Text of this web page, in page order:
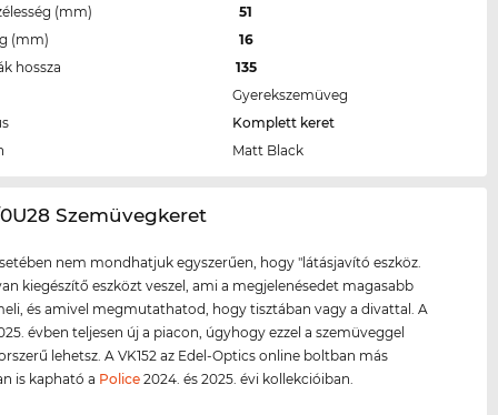
(mm)
51
(mm)
16
hossza
135
Gyerekszemüveg
Komplett keret
Matt Black
0U28 Szemüvegkeret
nem mondhatjuk egyszerűen, hogy "látásjavító eszköz.
kiegészítő eszközt veszel, ami a megjelenésedet magasabb
és amivel megmutathatod, hogy tisztában vagy a divattal. A
évben teljesen új a piacon, úgyhogy ezzel a szemüveggel
lehetsz. A VK152 az Edel-Optics online boltban más
is kapható a Police 2024. és 2025. évi kollekcióiban.